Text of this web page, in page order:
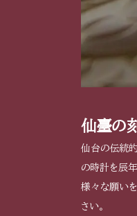
仙臺の
仙台の伝統的
の時計を辰
様々な願い
さい。